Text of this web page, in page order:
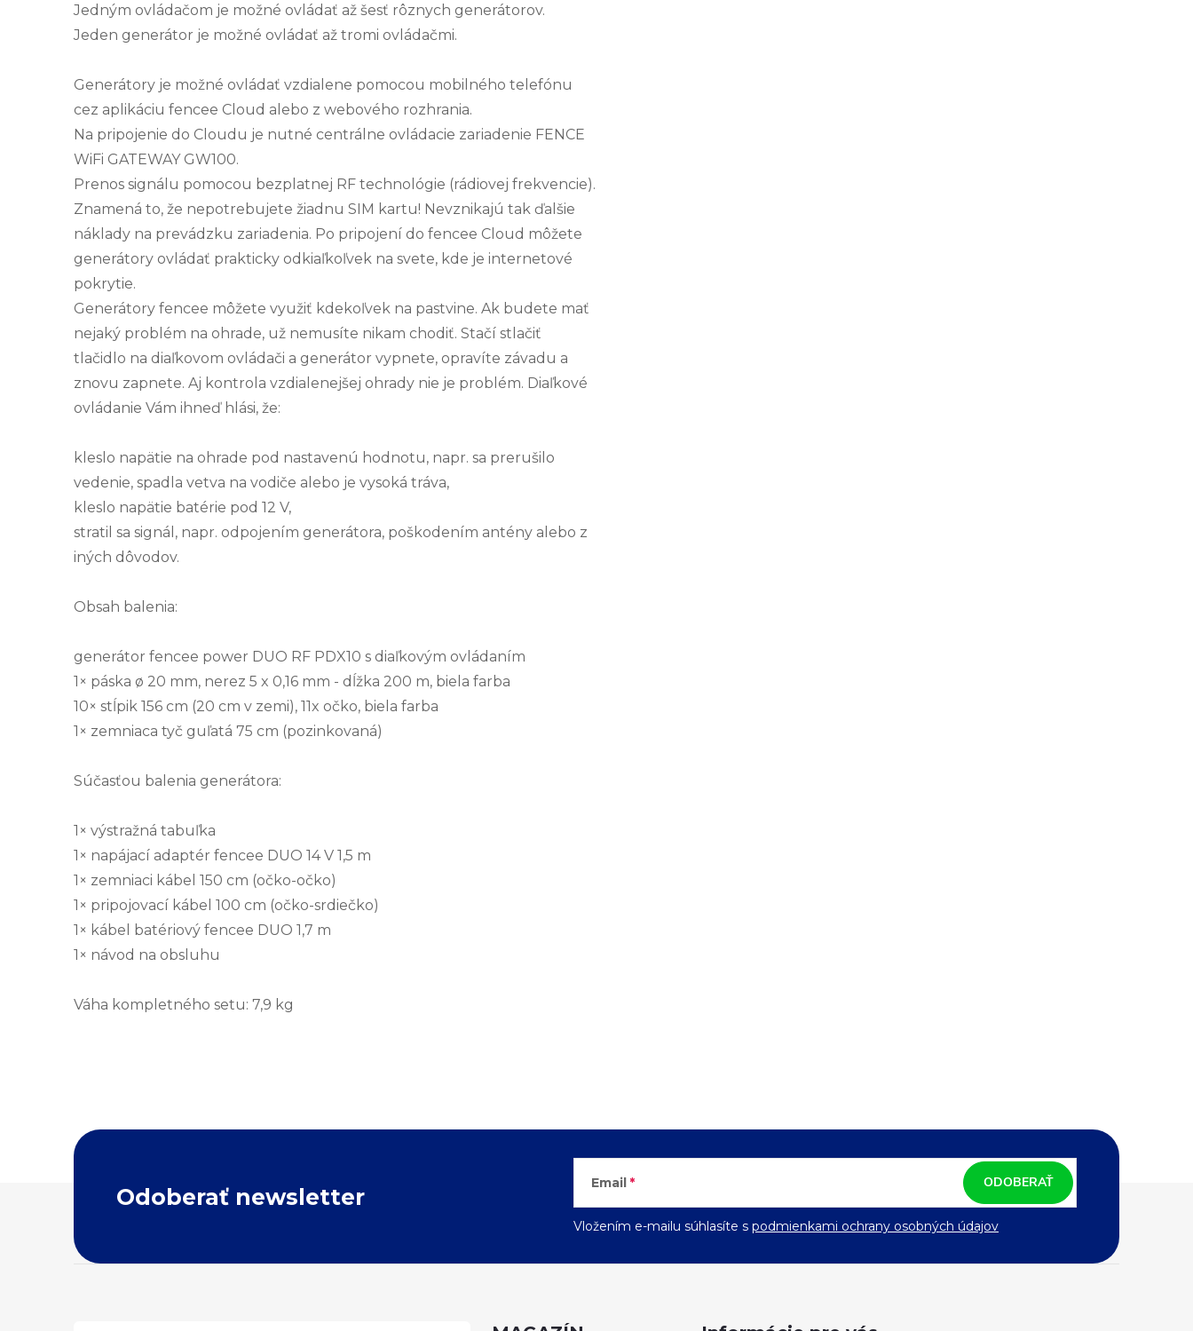
Jedným ovládačom je možné ovládať až šesť rôznych generátorov.
Jeden generátor je možné ovládať až tromi ovládačmi.
Generátory je možné ovládať vzdialene pomocou mobilného telefónu
cez aplikáciu fencee Cloud alebo z webového rozhrania.
Na pripojenie do Cloudu je nutné centrálne ovládacie zariadenie FENCE
WiFi GATEWAY GW100.
Prenos signálu pomocou bezplatnej RF technológie (rádiovej frekvencie).
Znamená to, že nepotrebujete žiadnu SIM kartu! Nevznikajú tak ďalšie
náklady na prevádzku zariadenia. Po pripojení do fencee Cloud môžete
generátory ovládať prakticky odkiaľkoľvek na svete, kde je internetové
pokrytie.
Generátory fencee môžete využiť kdekoľvek na pastvine. Ak budete mať
nejaký problém na ohrade, už nemusíte nikam chodiť. Stačí stlačiť
tlačidlo na diaľkovom ovládači a generátor vypnete, opravíte závadu a
znovu zapnete. Aj kontrola vzdialenejšej ohrady nie je problém. Diaľkové
ovládanie Vám ihneď hlási, že:
kleslo napätie na ohrade pod nastavenú hodnotu, napr. sa prerušilo
vedenie, spadla vetva na vodiče alebo je vysoká tráva,
kleslo napätie batérie pod 12 V,
stratil sa signál, napr. odpojením generátora, poškodením antény alebo z
iných dôvodov.
Obsah balenia:
generátor fencee power DUO RF PDX10 s diaľkovým ovládaním
1× páska ø 20 mm, nerez 5 x 0,16 mm - dĺžka 200 m, biela farba
10× stĺpik 156 cm (20 cm v zemi), 11x očko, biela farba
1× zemniaca tyč guľatá 75 cm (pozinkovaná)
Súčasťou balenia generátora:
1× výstražná tabuľka
1× napájací adaptér fencee DUO 14 V 1,5 m
1× zemniaci kábel 150 cm (očko-očko)
1× pripojovací kábel 100 cm (očko-srdiečko)
1× kábel batériový fencee DUO 1,7 m
1× návod na obsluhu
Váha kompletného setu: 7,9 kg
Odoberať newsletter
Email
Vložením e-mailu súhlasíte s podmienkami ochrany osobných údajov
ODOBERAŤ